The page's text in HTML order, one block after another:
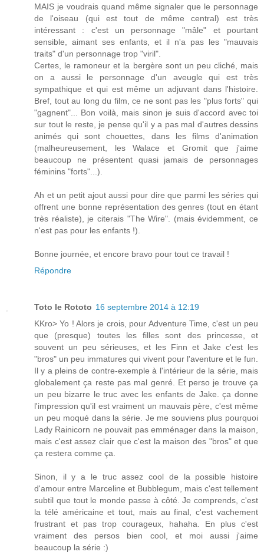
MAIS je voudrais quand même signaler que le personnage
de l'oiseau (qui est tout de même central) est très
intéressant : c'est un personnage "mâle" et pourtant
sensible, aimant ses enfants, et il n'a pas les "mauvais
traits" d'un personnage trop "viril".
Certes, le ramoneur et la bergère sont un peu cliché, mais
on a aussi le personnage d'un aveugle qui est très
sympathique et qui est même un adjuvant dans l'histoire.
Bref, tout au long du film, ce ne sont pas les "plus forts" qui
"gagnent"... Bon voilà, mais sinon je suis d'accord avec toi
sur tout le reste, je pense qu'il y a pas mal d'autres dessins
animés qui sont chouettes, dans les films d'animation
(malheureusement, les Walace et Gromit que j'aime
beaucoup ne présentent quasi jamais de personnages
féminins "forts"...).
Ah et un petit ajout aussi pour dire que parmi les séries qui
offrent une bonne représentation des genres (tout en étant
très réaliste), je citerais "The Wire". (mais évidemment, ce
n'est pas pour les enfants !).
Bonne journée, et encore bravo pour tout ce travail !
Répondre
Toto le Rototo 16 septembre 2014 à 12:19
KKro> Yo ! Alors je crois, pour Adventure Time, c'est un peu
que (presque) toutes les filles sont des princesse, et
souvent un peu sérieuses, et les Finn et Jake c'est les
"bros" un peu immatures qui vivent pour l'aventure et le fun.
Il y a pleins de contre-exemple à l'intérieur de la série, mais
globalement ça reste pas mal genré. Et perso je trouve ça
un peu bizarre le truc avec les enfants de Jake. ça donne
l'impression qu'il est vraiment un mauvais père, c'est même
un peu moqué dans la série. Je me souviens plus pourquoi
Lady Rainicorn ne pouvait pas emménager dans la maison,
mais c'est assez clair que c'est la maison des "bros" et que
ça restera comme ça.
Sinon, il y a le truc assez cool de la possible histoire
d'amour entre Marceline et Bubblegum, mais c'est tellement
subtil que tout le monde passe à côté. Je comprends, c'est
la télé américaine et tout, mais au final, c'est vachement
frustrant et pas trop courageux, hahaha. En plus c'est
vraiment des persos bien cool, et moi aussi j'aime
beaucoup la série :)